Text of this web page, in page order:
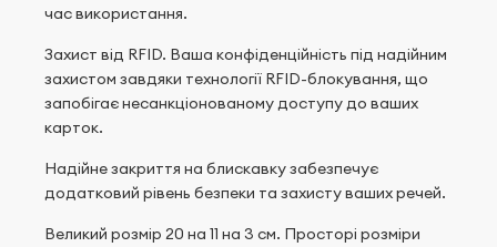
час використання.
Захист від RFID. Ваша конфіденційність під надійним
захистом завдяки технології RFID-блокування, що
запобігає несанкціонованому доступу до ваших
карток.
Надійне закриття на блискавку забезпечує
додатковий рівень безпеки та захисту ваших речей.
Великий розмір 20 на 11 на 3 см. Просторі розміри